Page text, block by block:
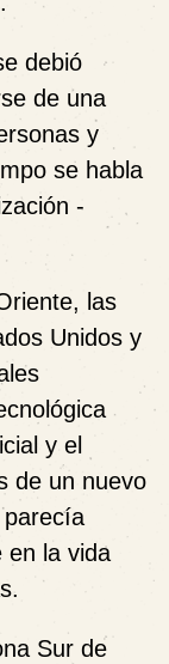
debió
de una
y
se habla
-
las
Unidos y
y el
de un nuevo
parecía
en la vida
Sur de